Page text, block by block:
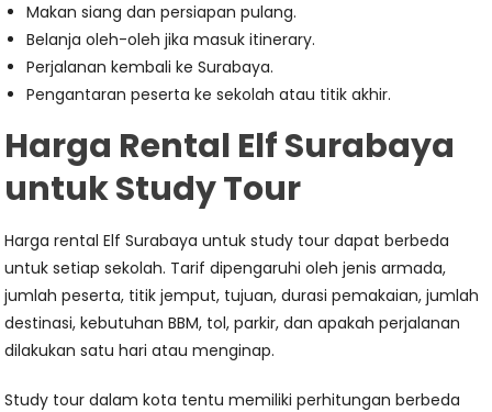
Makan siang dan persiapan pulang.
Belanja oleh-oleh jika masuk itinerary.
Perjalanan kembali ke Surabaya.
Pengantaran peserta ke sekolah atau titik akhir.
Harga Rental Elf Surabaya
untuk Study Tour
Harga rental Elf Surabaya untuk study tour dapat berbeda
untuk setiap sekolah. Tarif dipengaruhi oleh jenis armada,
jumlah peserta, titik jemput, tujuan, durasi pemakaian, jumlah
destinasi, kebutuhan BBM, tol, parkir, dan apakah perjalanan
dilakukan satu hari atau menginap.
Study tour dalam kota tentu memiliki perhitungan berbeda